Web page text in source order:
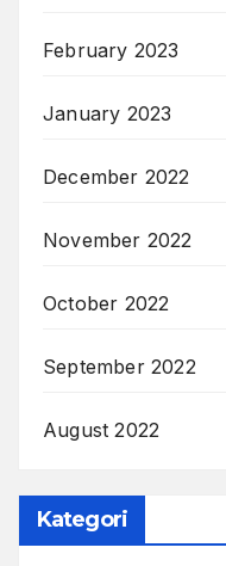
February 2023
January 2023
December 2022
November 2022
October 2022
September 2022
August 2022
Kategori